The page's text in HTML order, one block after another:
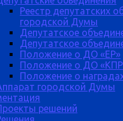
Реестр депутатских
городской Думы
Депутатское
Депутатское
Положение о ДО «ЕР»
Положение о ДО
Положение о
городской Думы
решений